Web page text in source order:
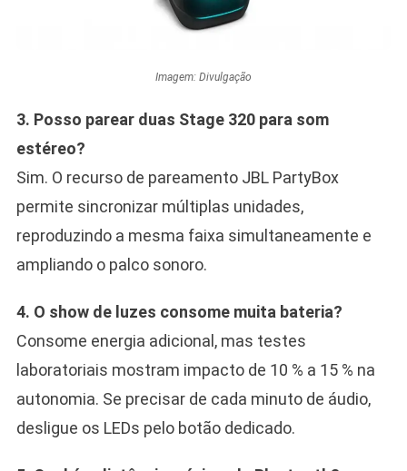
Imagem: Divulgação
3. Posso parear duas Stage 320 para som
estéreo?
Sim. O recurso de pareamento JBL PartyBox
permite sincronizar múltiplas unidades,
reproduzindo a mesma faixa simultaneamente e
ampliando o palco sonoro.
4. O show de luzes consome muita bateria?
Consome energia adicional, mas testes
laboratoriais mostram impacto de 10 % a 15 % na
autonomia. Se precisar de cada minuto de áudio,
desligue os LEDs pelo botão dedicado.